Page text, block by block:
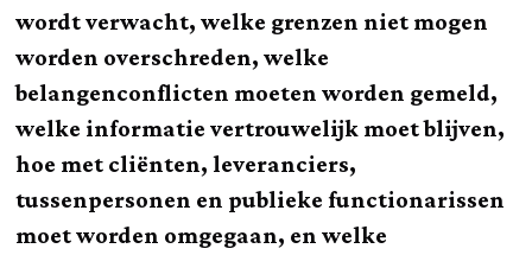
wordt verwacht, welke grenzen niet mogen
worden overschreden, welke
belangenconflicten moeten worden gemeld,
welke informatie vertrouwelijk moet blijven,
hoe met cliënten, leveranciers,
tussenpersonen en publieke functionarissen
moet worden omgegaan, en welke